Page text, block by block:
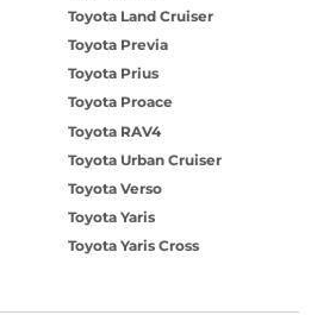
Toyota Land Cruiser
Toyota Previa
Toyota Prius
Toyota Proace
Toyota RAV4
Toyota Urban Cruiser
Toyota Verso
Toyota Yaris
Toyota Yaris Cross